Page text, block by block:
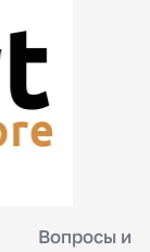
Вопросы и